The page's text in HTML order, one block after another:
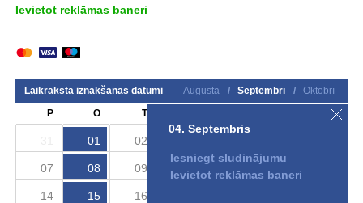
Ievietot reklāmas baneri
Laikraksta iznākšanas datumi Augustā / Septembrī /
Oktobrī
P
O T S
01 02
07 08 09 10 11
14 15 16
04. Septembris
Iesniegt sludinājumu
Ievietot reklāmas baneri